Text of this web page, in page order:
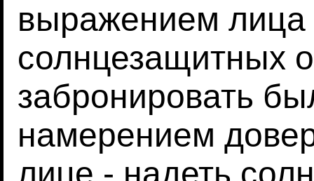
выражением лица
солнцезащитных
забронировать
намерением